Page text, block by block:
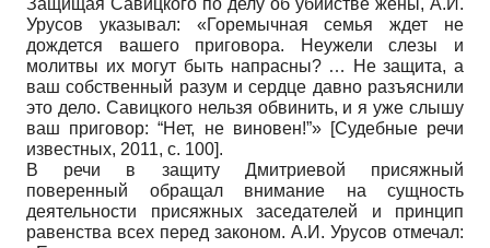
Урусов указывал: «Горемычная семья ждет не
дождется вашего приговора. Неужели слезы и
молитвы их могут быть напрасны? … Не защита, а
ваш собственный разум и сердце давно разъяснили
это дело. Савицкого нельзя обвинить, и я уже слышу
ваш приговор: “Нет, не виновен!”» [Судебные речи
известных, 2011, с. 100].
В речи в защиту Дмитриевой присяжный
поверенный обращал внимание на сущность
деятельности присяжных заседателей и принцип
равенства всех перед законом. А.И. Урусов отмечал: